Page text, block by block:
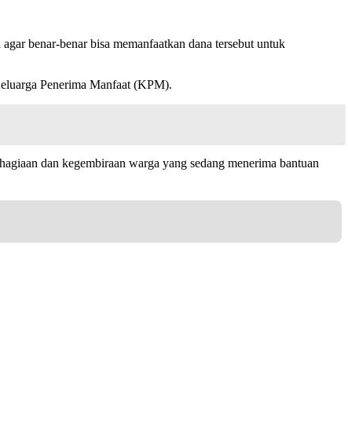
benar-benar bisa memanfaatkan dana tersebut untuk
Penerima Manfaat (KPM).
dan kegembiraan warga yang sedang menerima bantuan